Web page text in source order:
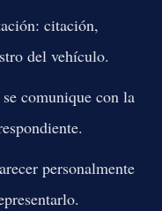
citación,
del vehículo.
comunique con la
personalmente